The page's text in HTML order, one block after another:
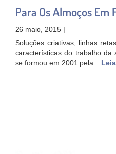
Para Os Almoços Em
26 maio, 2015 |
Soluções criativas, linhas
características do trabalho da
se formou em 2001 pela...